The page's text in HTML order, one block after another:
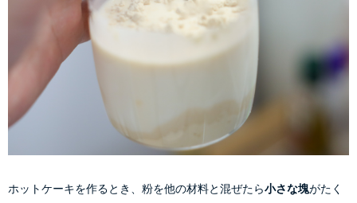
ホットケーキを作るとき、粉を他の材料と混ぜたら小さな塊がたく